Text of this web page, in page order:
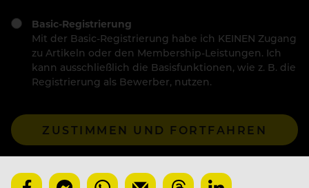
Basic-Registrierung
Mit der Basic-Registrierung habe ich KEINEN Zugang
zu Artikeln oder den Membership-Leistungen. Ich
kann ausschließlich die Basisfunktionen, wie z. B. die
Registrierung als Bewerber, nutzen.
ZUSTIMMEN UND FORTFAHREN